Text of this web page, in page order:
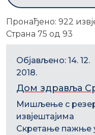
Пронађено: 922
Страна 75 од 93
Објављено: 14. 12.
2018.
Дом здравља
Мишљење с
извјештајима
Скретање